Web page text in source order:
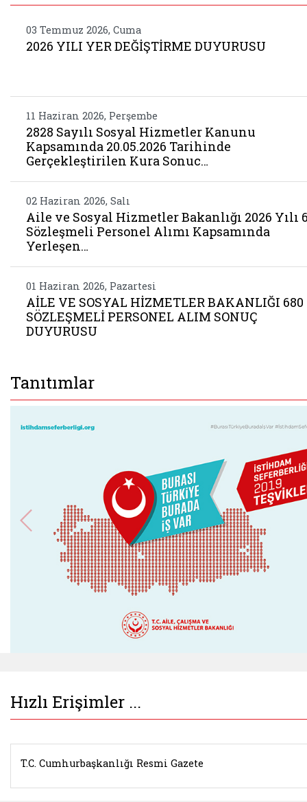
03 Temmuz 2026, Cuma
2026 YILI YER DEĞİŞTİRME DUYURUSU
11 Haziran 2026, Perşembe
2828 Sayılı Sosyal Hizmetler Kanunu
Kapsamında 20.05.2026 Tarihinde
Gerçekleştirilen Kura Sonuc…
02 Haziran 2026, Salı
Aile ve Sosyal Hizmetler Bakanlığı 2026 Yılı
Sözleşmeli Personel Alımı Kapsamında
Yerleşen…
01 Haziran 2026, Pazartesi
AİLE VE SOSYAL HİZMETLER BAKANLIĞI 680
SÖZLEŞMELİ PERSONEL ALIM SONUÇ
DUYURUSU
Tanıtımlar
Hızlı Erişimler ...
T.C. Cumhurbaşkanlığı Resmi Gazete